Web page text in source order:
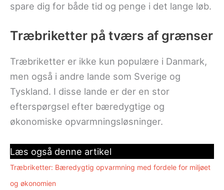
spare dig for både tid og penge i det lange løb.
Træbriketter på tværs af grænser
Træbriketter er ikke kun populære i Danmark,
men også i andre lande som Sverige og
Tyskland. I disse lande er der en stor
efterspørgsel efter bæredygtige og
økonomiske opvarmningsløsninger.
Læs også denne artikel
Træbriketter: Bæredygtig opvarmning med fordele for miljøet
og økonomien